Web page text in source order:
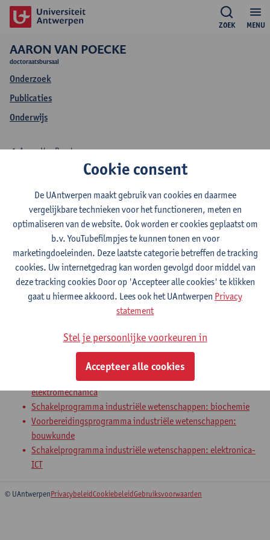
MENU
ZOEK
AARON VAN POECKE
doctoraatsbursaal
Onderzoek
Publicaties
Onderwijs
Onderwijs Aaron Van
Poecke
Aaron Van Poecke
2026-2027 2025-2026 2024-2025
Bachelor in de industriële wetenschappen: bouwkunde
Bachelor in de industriële wetenschappen: elektronica-ICT
Bachelor in de industriële wetenschappen:
elektromechanica
Schakelprogramma industriële wetenschappen: biochemie
Voorbereidingsprogramma industriële wetenschappen:
bouwkunde
Schakelprogramma industriële wetenschappen: elektronica-
ICT
© UAntwerpenPrivacybeleidCookiebeleidGebruiksvoorwaarden
Cookie consent
De UAntwerpen maakt gebruik van cookies en daarmee
vergelijkbare technieken voor het functioneren, meten en
optimaliseren van de website. Ook worden er cookies geplaatst om
b.v. YouTubefilmpjes te kunnen tonen en voor
marketingdoeleinden. Deze laatste categorie betreffen de tracking
cookies. Uw internetgedrag kan worden gevolgd door middel van
deze tracking cookies Door op 'Accepteer alle cookies' te klikken
gaat u hiermee akkoord. Lees ook het UAntwerpen Privacy
statement
Stel je persoonlijke voorkeuren in
Accepteer alle cookies